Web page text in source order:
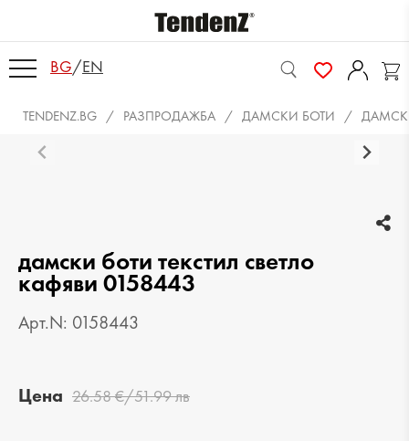
BG/EN
TENDENZ.BG РАЗПРОДАЖБА ДАМСКИ БОТИ
дамски боти текстил светло
кафяви 0158443
Арт.N: 0158443
Цена 26.58 €/51.99 лв